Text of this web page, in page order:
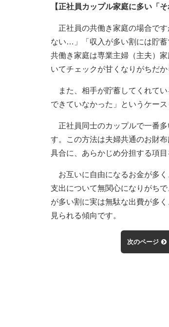
【正社員カップル家庭に多い「
正社員の共働き家庭の場合です
ない…」「収入が多い割には貯
共働き家庭は専業主婦（主夫）
いてチェックが甘くなりがちだか
また、相手が貯蓄してくれてい
できていなかった」というケース
正社員同士のカップルで一番多
す。この方法は夫婦共通のお財
具合に、あらかじめ分担する項
お互いに自由になるお金が多く
支出について無関心になりがち
が多い割に実は無駄な出費が多
見られる傾向です。
次のページ